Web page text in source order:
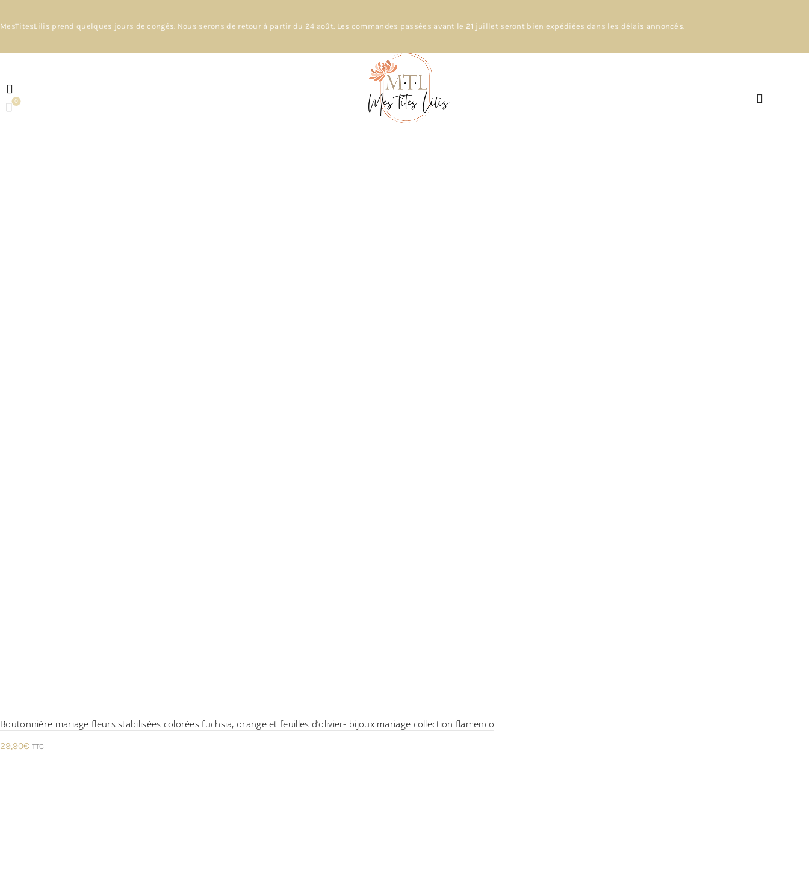
MesTitesLilis prend quelques jours de congés. Nous serons de retour à partir du 24 août. Les commandes passées avant le 21 juillet seront bien expédiées dans les délais annoncés.
0
Boutonnière mariage fleurs stabilisées colorées fuchsia, orange et feuilles d’olivier- bijoux mariage collection flamenco
29,90€ TTC